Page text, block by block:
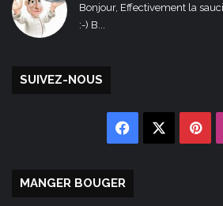
Bonjour, Effectivement la
:-) B...
SUIVEZ-NOUS
Facebook
MANGER BOUGER